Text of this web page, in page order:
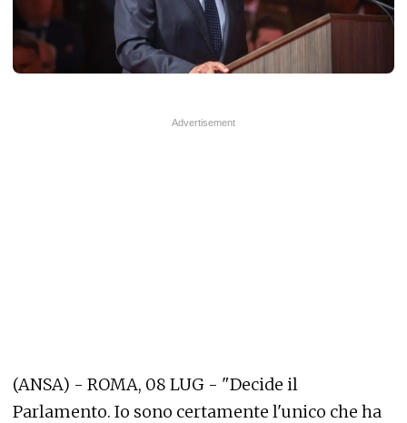
(ANSA) - ROMA, 08 LUG - "Decide il
Parlamento. Io sono certamente l'unico che ha